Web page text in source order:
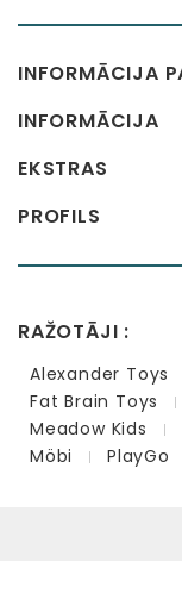
INFORMĀCIJA
INFORMĀCIJA
EKSTRAS
PROFILS
RAŽOTĀJI :
Alexander Toys
Fat Brain Toys
Meadow Kids
Möbi
PlayGo